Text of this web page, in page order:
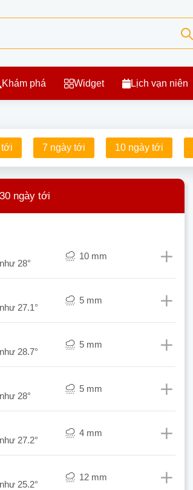
Khám phá Widget Lịch vạn niên
tới 7 ngày tới 10 ngày tới
ngày tới
28°
10 mm
27.1°
5 mm
28.7°
5 mm
28°
5 mm
27.2°
4 mm
25.2°
12 mm